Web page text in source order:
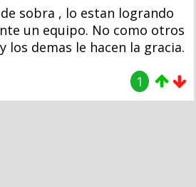
sobra , lo estan logrando
un equipo. No como otros
los demas le hacen la gracia.
1